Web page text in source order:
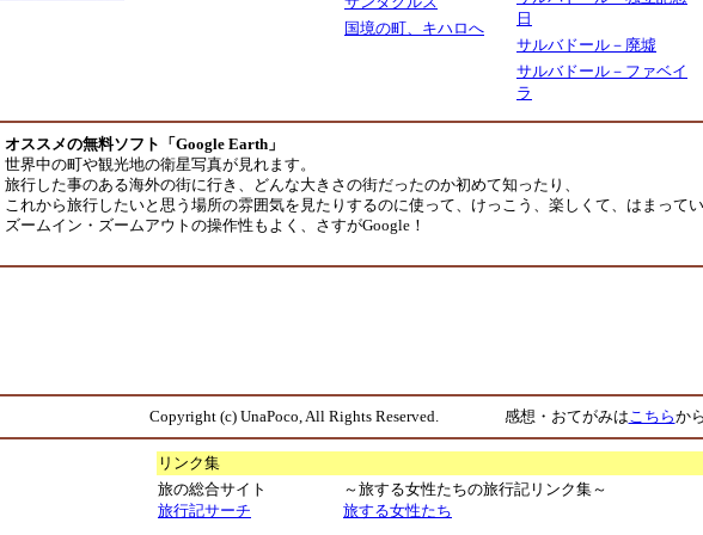
国境の町、キハロへ
日
サルバドール－廃墟
サルバドール－ファベイ
ラ
オススメの無料ソフト「Google Earth」
世界中の町や観光地の衛星写真が見れます。
旅行した事のある海外の街に行き、どんな大きさの街だったのか初めて知ったり、
これから旅行したいと思う場所の雰囲気を見たりするのに使って、けっこう、楽しくて、はまってい
ズームイン・ズームアウトの操作性もよく、さすがGoogle！
Copyright (c) UnaPoco, All Rights Reserved. 感想・おてがみはこちらから
リンク集
旅の総合サイト
旅行記サーチ
～旅する女性たちの旅行記リンク集～
旅する女性たち